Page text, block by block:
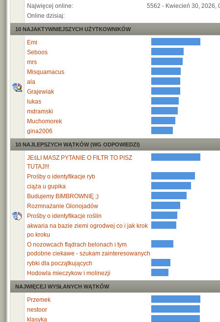
Najwięcej online:
5562 - Kwiecień 30, 2026,
Online dzisiaj:
10 NAJAKTYWNIEJSZYCH UŻYTKOWNIKÓW
Emi
Seboos
mrs
Misquamacus
ala
Grajewiak
lukas
mdramski
Muchomorek
gina2006
10 NAJLEPSZYCH WĄTKÓW (WG ODPOWIEDZI)
JEśLI MASZ PYTANIE O FILTR TO PISZ
TUTAJ!!!
Prośby o identyfikacje ryb
ciąża u gupika
Budujemy BIMBROWNIĘ ;)
Rozmnażanie Glonojadów
Prośby o identyfikacje roślin
akwaria na bazie ziemi ogrodwej co i jak krok
po kroku
O nozowcach flądrach belonach i tym
podobne ciekawe - szukam zainteresowanych
rybki dla początkujących
Hodowla mieczykow i molinezji
NAJWIĘCEJ WYSŁANYCH WĄTKÓW
Przemek
nestoor
klasyka